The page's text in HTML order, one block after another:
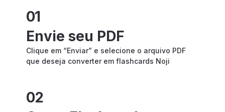
01
Envie seu PDF
Clique em “Enviar” e selecione o arquivo PDF
que deseja converter em flashcards Noji
02